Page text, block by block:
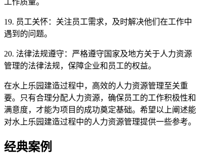
工作质量。
19. 员工关怀：关注员工需求，及时解决他们在工作中
遇到的问题。
20. 法律法规遵守：严格遵守国家及地方关于人力资源
管理的法律法规，保障企业和员工的权益。
在水上乐园建造过程中，高效的人力资源管理至关重
要。只有合理分配人力资源，确保员工的工作积极性和
满意度，才能为项目的成功奠定基础。希望以上阐述能
对水上乐园建造过程中的人力资源管理提供一些参考。
经典案例